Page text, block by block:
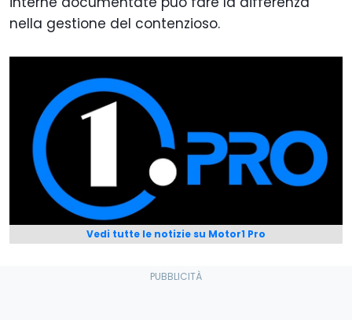
nella gestione del contenzioso.
Vedi tutte le notizie su Motor1 Pro